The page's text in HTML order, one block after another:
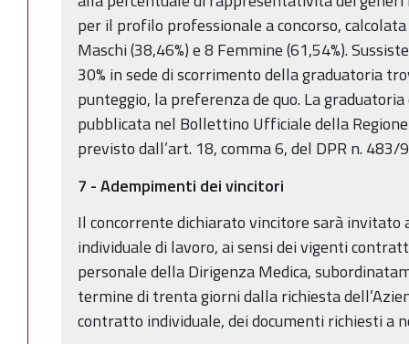
per il profilo professionale a concorso,
Maschi (38,46%) e 8 Femmine (61,54%).
30% in sede di scorrimento della graduatoria
punteggio, la preferenza de quo. La
pubblicata nel Bollettino Ufficiale della
previsto dall’art. 18, comma 6, del DPR n. 483/
7 - Adempimenti dei vincitori
Il concorrente dichiarato vincitore sarà
individuale di lavoro, ai sensi dei vigenti
personale della Dirigenza Medica,
termine di trenta giorni dalla richiesta
contratto individuale, dei documenti richiesti a